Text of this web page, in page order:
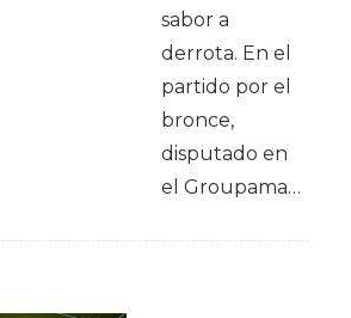
sabor a
derrota. En el
partido por el
bronce,
disputado en
el Groupama…